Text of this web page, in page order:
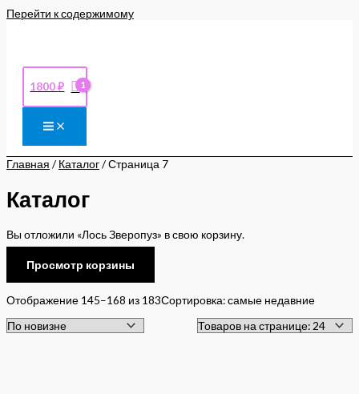
Перейти к содержимому
1800₽
Главная / Каталог/ Страница 7
Каталог
Вы отложили «Лось Зверопуз» в свою корзину.
Просмотр корзины
Отображение 145–168 из 183Сортировка: самые недавние